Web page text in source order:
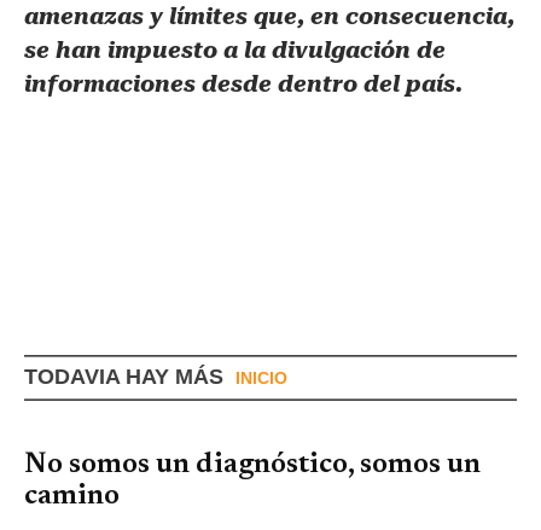
amenazas y límites que, en consecuencia,
se han impuesto a la divulgación de
informaciones desde dentro del país.
TODAVIA HAY MÁS INICIO
No somos un diagnóstico, somos un
camino